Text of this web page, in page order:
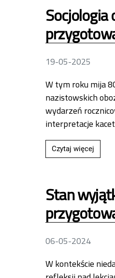
19-05-2025
W tym roku mija
nazistowskich
wydarzeń
interpretacje
Czytaj więcej
Stan
06-05-2024
W kontekście